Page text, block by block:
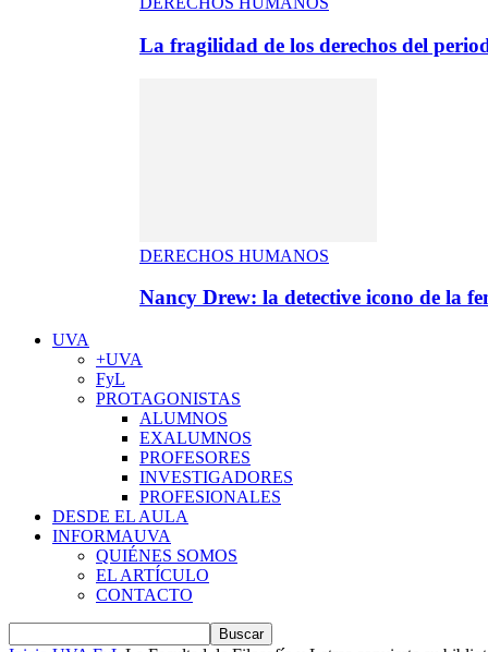
La fragilidad de los derechos del
DERECHOS HUMANOS
Nancy Drew: la detective icono de la
UVA
+UVA
FyL
PROTAGONISTAS
ALUMNOS
EXALUMNOS
PROFESORES
INVESTIGADORES
PROFESIONALES
DESDE EL AULA
INFORMAUVA
QUIÉNES SOMOS
EL ARTÍCULO
CONTACTO